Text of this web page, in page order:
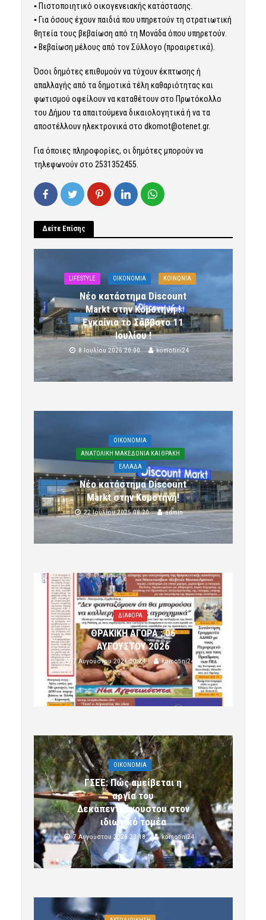
▪ Πιστοποιητικό οικογενειακής κατάστασης.
▪ Για όσους έχουν παιδιά που υπηρετούν τη στρατιωτική
θητεία τους βεβαίωση από τη Μονάδα όπου υπηρετούν.
▪ Βεβαίωση μέλους από τον Σύλλογο (προαιρετικά).
Όσοι δημότες επιθυμούν να τύχουν έκπτωσης ή
απαλλαγής από τα δημοτικά τέλη καθαριότητας και
φωτισμού οφείλουν να καταθέτουν στο Πρωτόκολλο
του Δήμου τα απαιτούμενα δικαιολογητικά ή να τα
αποστέλλουν ηλεκτρονικά στο dkomot@otenet.gr.
Για όποιες πληροφορίες, οι δημότες μπορούν να
τηλεφωνούν στο 2531352455.
Δείτε Επίσης
LIFESTYLE OIKONOMIA ΚΟΙΝΩΝΙΑ
Νέο κατάστημα Discount
Markt στην Κομοτηνή !
Εγκαίνια το Σάββατο 11
Ιουλίου !
8 Ιουλίου 2026 20:00 komotini24
OIKONOMIA
ΑΝΑΤΟΛΙΚΗ ΜΑΚΕΔΟΝΙΑ ΚΑΙ ΘΡΑΚΗ
ΕΛΛΑΔΑ
Νέο κατάστημα Discount
Markt στην Κομοτηνή!
22 Ιουλίου 2025 08:20 admin
ΔΙΑΦΟΡΑ
ΘΡΑΚΙΚΗ ΑΓΟΡΑ : 06
ΑΥΓΟΥΣΤΟΥ 2026
7 Αυγούστου 2026 20:24 komotini24
OIKONOMIA
ΓΣΕΕ: Πώς αμείβεται η
αργία του
Δεκαπενταύγουστου στον
ιδιωτικό τομέα
7 Αυγούστου 2026 20:18 komotini24